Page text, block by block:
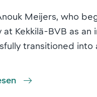
Meijers, who
at Kekkilä-BVB as an
transitioned into